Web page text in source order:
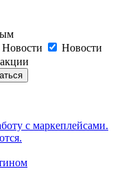
Новости
Новости
с маркеплейсами.